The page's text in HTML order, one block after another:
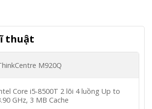
thuật
M920Q
Core i5-8500T 2 lõi 4 luồng Up to
GHz, 3 MB Cache